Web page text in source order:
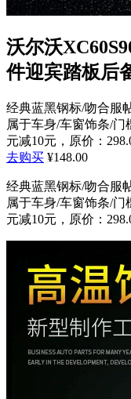
沃尔沃
件迎宾踏板后
经典蓝黑钢标/吻合服
属于车身/车窗饰条/门
元减10元，原价：
去购买 ¥148.00
经典蓝黑钢标/吻合服
属于车身/车窗饰条/门
元减10元，原价：